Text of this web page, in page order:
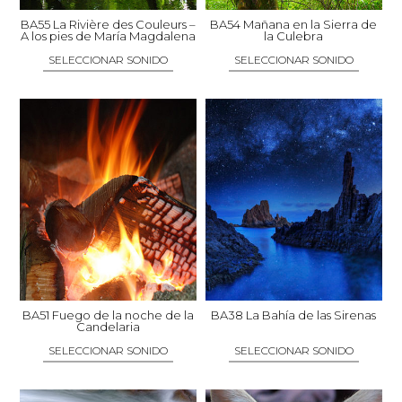
elegir
en
la
de
producto
elegir
en
la
de
producto
BA55 La Rivière des Couleurs –
A los pies de María Magdalena
SELECCIONAR SONIDO
Este
producto
tiene
múltiples
variantes.
Las
opciones
se
pueden
elegir
en
la
BA54 Mañana en la Sierra de
la Culebra
SELECCIONAR SONIDO
Este
producto
tiene
múltiples
variantes.
Las
opciones
se
pueden
elegir
la
BA51 Fuego de la noche de la
Candelaria
SELECCIONAR SONIDO
Este
BA38 La Bahía de las Sirenas
SELECCIONAR SONIDO
Este